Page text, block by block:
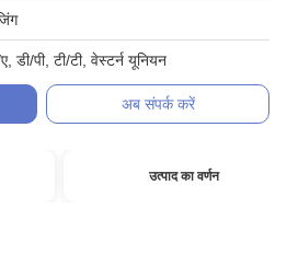
डी/पी, टी/टी, वेस्टर्न यूनियन
अब संपर्क करें
उत्पाद का वर्णन